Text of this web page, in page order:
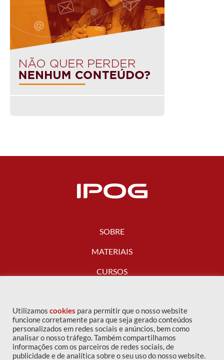
SOBRE
MATERIAIS
CURSOS
FALE CONOSCO
Utilizamos cookies para permitir que o nosso website
funcione corretamente para que seja gerado conteúdos
personalizados em redes sociais e anúncios, bem como
analisar o nosso tráfego. Também compartilhamos
informações com os parceiros de redes sociais, de
publicidade e de analítica sobre o seu uso do nosso website.